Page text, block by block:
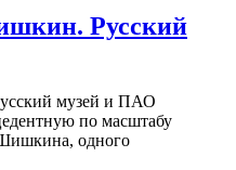
Русский
музей и ПАО
по масштабу
одного